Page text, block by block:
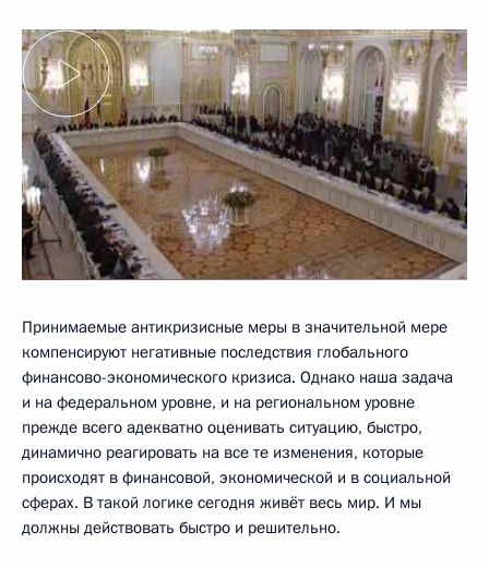
Принимаемые антикризисные меры в значительной мере
компенсируют негативные последствия глобального
финансово-экономического кризиса. Однако наша задача
и на федеральном уровне, и на региональном уровне
прежде всего адекватно оценивать ситуацию, быстро,
динамично реагировать на все те изменения, которые
происходят в финансовой, экономической и в социальной
сферах. В такой логике сегодня живёт весь мир. И мы
должны действовать быстро и решительно.